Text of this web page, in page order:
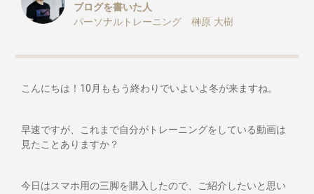
ブログを書いた人
パーソナルトレーニング 榊原 大樹
こんにちは！10月ももう終わりでいよいよ冬が来ますね。
早速ですが、これまで自分がトレーニングをしている動画は
見たことありますか？
今日はスマホ用の三脚を購入したので、ご紹介したいと思い